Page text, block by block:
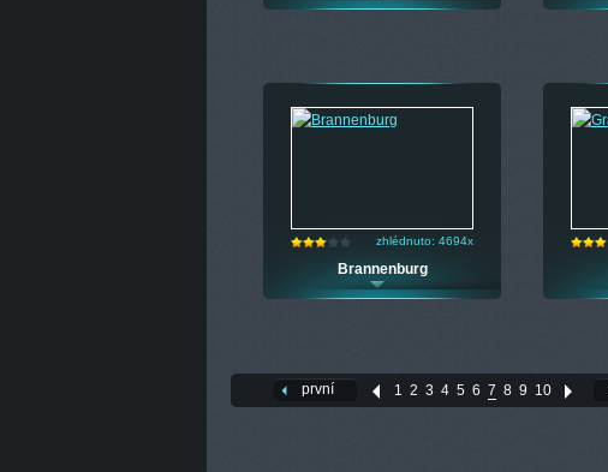
zhlédnuto: 4694x
Brannenburg
první 1 2 3 4 5 6 7 8 9 10